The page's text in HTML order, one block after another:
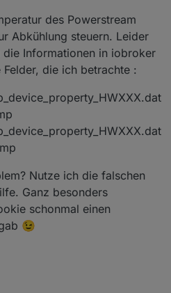
des Powerstream
Abkühlung steuern. Leider
Informationen in iobroker
die ich betrachte :
Nutze ich die falschen
Ganz besonders
schonmal einen
😉